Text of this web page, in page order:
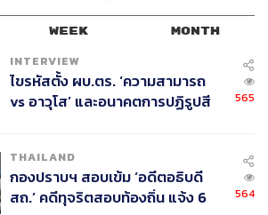
พระองค์
WEEK MONTH
INTERVIEW
ไขรหัสตั้ง ผบ.ตร. ‘ความสามารถ
vs อาวุโส’ และอนาคตการปฏิรูปสี
565
THAILAND
กองปราบฯ สอบเข้ม ‘อดีตอธิบดี
สถ.’ คดีทุจริตสอบท้องถิ่น แจ้ง 6
564